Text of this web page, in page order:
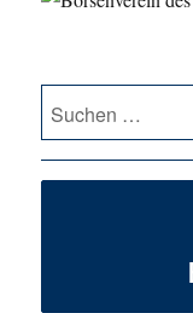
Suche
nach: